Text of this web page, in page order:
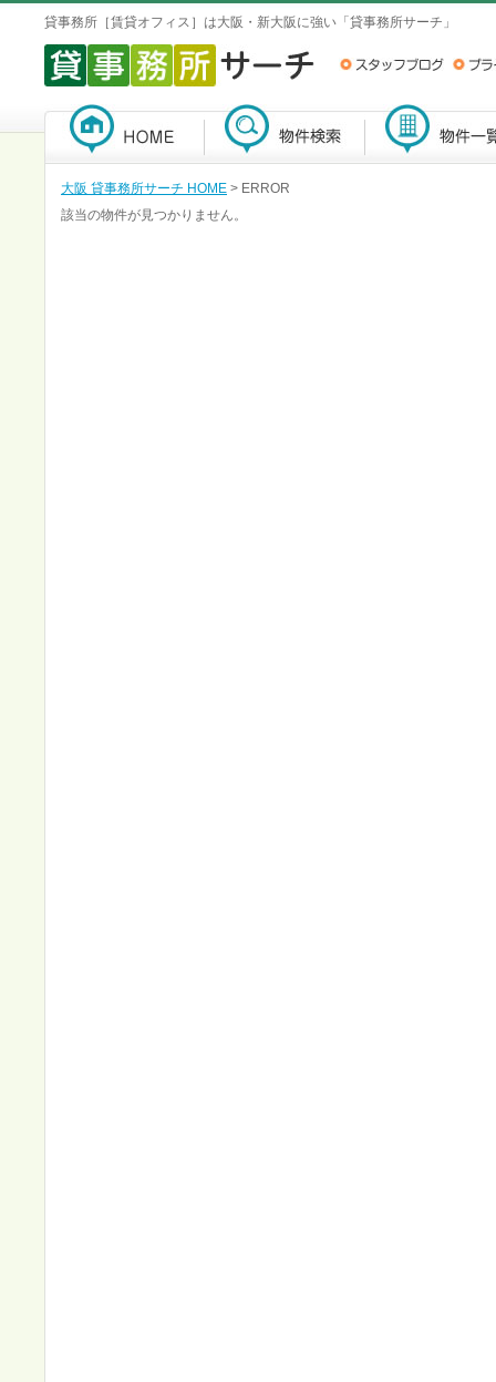
貸事務所［賃貸オフィス］は大阪・新大阪に強い「貸事務所サーチ」
大阪 貸事務所サーチ HOME > ERROR
該当の物件が見つかりません。